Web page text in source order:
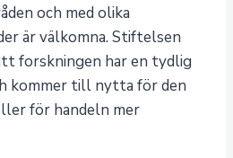
och med olika
är välkomna. Stiftelsen
forskningen har en tydlig
kommer till nytta för den
för handeln mer